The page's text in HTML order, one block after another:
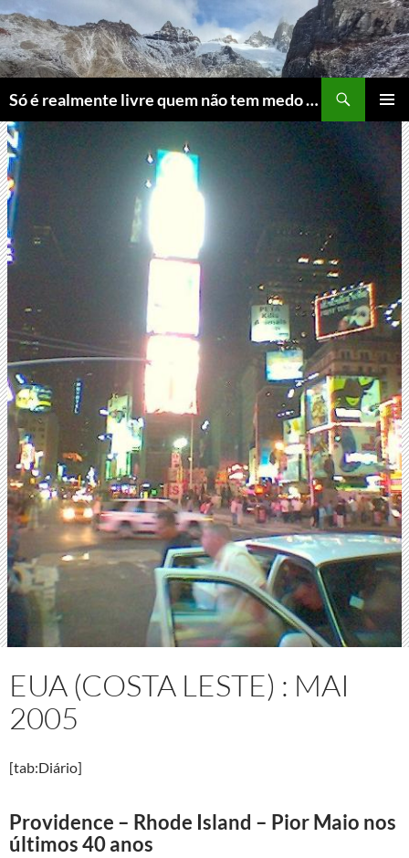
Skip
to
content
Só é realmente livre quem não tem medo do ridículo
MENU
EUA (COSTA LESTE) : MAI
2005
[tab:Diário]
Providence – Rhode Island – Pior Maio nos
últimos 40 anos